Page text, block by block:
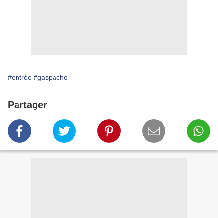
#entrée #gaspacho
Partager